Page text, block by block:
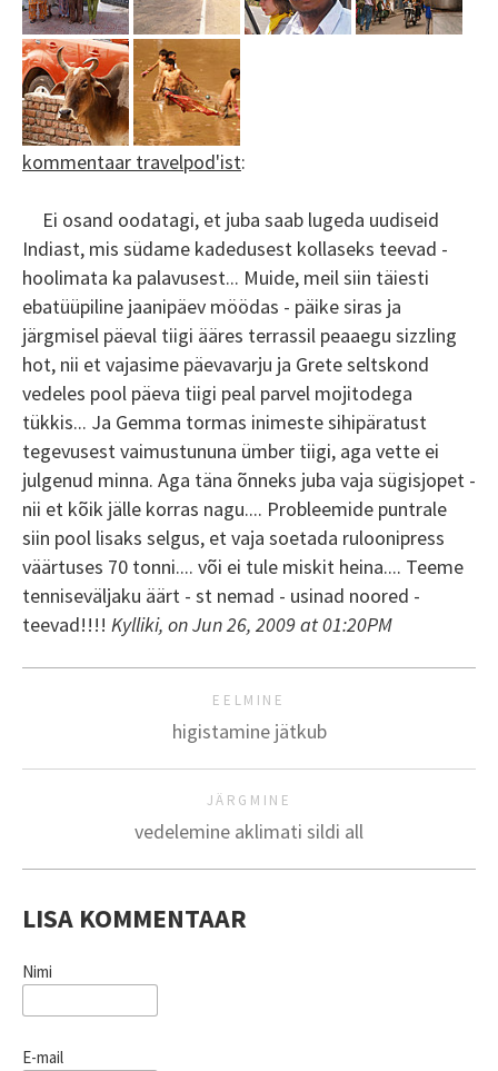
kommentaar travelpod'ist:
Ei osand oodatagi, et juba saab lugeda uudiseid
Indiast, mis südame kadedusest kollaseks teevad -
hoolimata ka palavusest... Muide, meil siin täiesti
ebatüüpiline jaanipäev möödas - päike siras ja
järgmisel päeval tiigi ääres terrassil peaaegu sizzling
hot, nii et vajasime päevavarju ja Grete seltskond
vedeles pool päeva tiigi peal parvel mojitodega
tükkis... Ja Gemma tormas inimeste sihipäratust
tegevusest vaimustununa ümber tiigi, aga vette ei
julgenud minna. Aga täna õnneks juba vaja sügisjopet -
nii et kõik jälle korras nagu.... Probleemide puntrale
siin pool lisaks selgus, et vaja soetada ruloonipress
väärtuses 70 tonni.... või ei tule miskit heina.... Teeme
tenniseväljaku äärt - st nemad - usinad noored -
teevad!!!! Kylliki, on Jun 26, 2009 at 01:20PM
EELMINE
higistamine jätkub
JÄRGMINE
vedelemine aklimati sildi all
LISA KOMMENTAAR
Nimi
E-mail